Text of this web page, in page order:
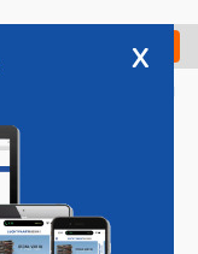
Check in
x